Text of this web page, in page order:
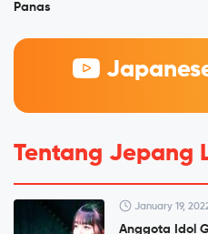
Panas
Tentang Jepang
January 19,
Anggota Idol